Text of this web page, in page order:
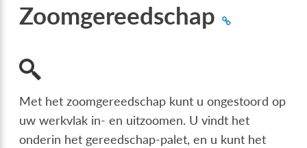
Zoomgereedschap
Met het zoomgereedschap kunt u ongestoord op
uw werkvlak in- en uitzoomen. U vindt het
onderin het gereedschap-palet, en u kunt het